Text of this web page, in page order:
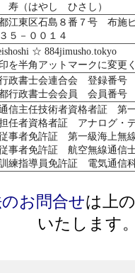
（はやし ひさし）
江東区石島８番７号 布施
５－００１４
☆ 884jimusho.tokyo
を半角アットマークに変更
政書士会連合会 登録番号
行政書士会会員 会員番号
信主任技術者資格者証 第
任者資格者証 アナログ・
事者免許証 第一級海上無
事者免許証 航空無線通信
練指導員免許証 電気通信
お問合せは上の
いたします